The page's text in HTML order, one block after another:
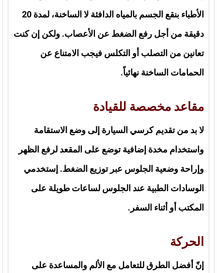
الأطباء بنقع الجسم بالمياه الدافئة لا الساخنة، لمدة 20
دقيقة من أجل رفع الضغط عن الأعصاب. ولكن إن كنت
تعانين من التصلب أو التكلس فيجب الامتناع عن
الحمامات الساخنة نهائياً.
مقاعد مخصصة للقيادة
لا بد من تقديم كرسي السيارة إلى وضع الاستقامة
واستخدام مخدة إضافية توضع على المقعد لرفع الظهر
وإراحة وضعية الجلوس عبر توزيع الضغط. إستخدمي
الوسادات الطبية عند الجلوس لساعات طويلة على
المكتب أو أثناء السفر.
الحركة
إنّ أفضل الطرق للتعامل مع الألم والمساعدة على